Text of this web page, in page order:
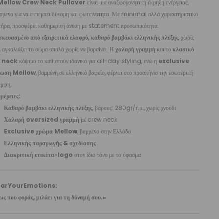
Mellow Crew Neck Pullover είναι μια αναζωογονητική έκρηξη ενέργειας,
για να εκπέμπει δύναμη και φωτεινότητα. Με minimal αλλά χαρακτηριστικό
προσφέρει καθημερινή άνεση με statement προσωπικότητα.
από εξαιρετικά ελαφρύ, καθαρό βαμβάκι ελληνικής πλέξης, χωρίς
αγκαλιάζει το σώμα απαλά χωρίς να βαραίνει. Η χαλαρή γραμμή και τοκλασικό
neck κόψιμο το καθιστούν ιδανικό για all-day styling, ενώ η exclusive
Mellow, βαμμένη σε ελληνικό βαφείο, φέρνει στο προσκήνιο την εσωτερική
Καθαρό βαμβάκι ελληνικής πλέξης, βάρους: 280gr/τ.μ., χωρίς χνούδι
Χαλαρή oversized γραμμή με crew neck
Exclusive χρώμα Mellow, βαμμένο στην Ελλάδα
Ελληνικής παραγωγής & σχεδίασης
Διακριτική ετικέτα-logo στον ίδιο τόνο με το ύφασμα
που φοράς, μιλάει για τη δύναμή σου.»